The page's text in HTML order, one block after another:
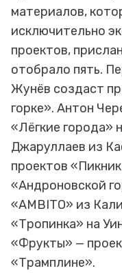
материалов,
исключительно
проектов,
отобрало пять.
Жунёв создаст
горке». Антон
«Лёгкие города»
Джаруллаев из
проектов
«Андроновской
«AMBITO» из
«Тропинка» на
«Фрукты» —
«Трамплине».